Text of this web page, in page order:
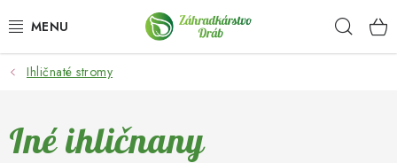
na
OKRASNÉ DREVINY
Ihličnaté stromy
Iné ihličnany